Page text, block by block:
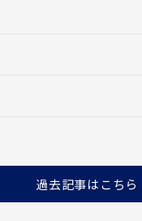
過去記事はこちら